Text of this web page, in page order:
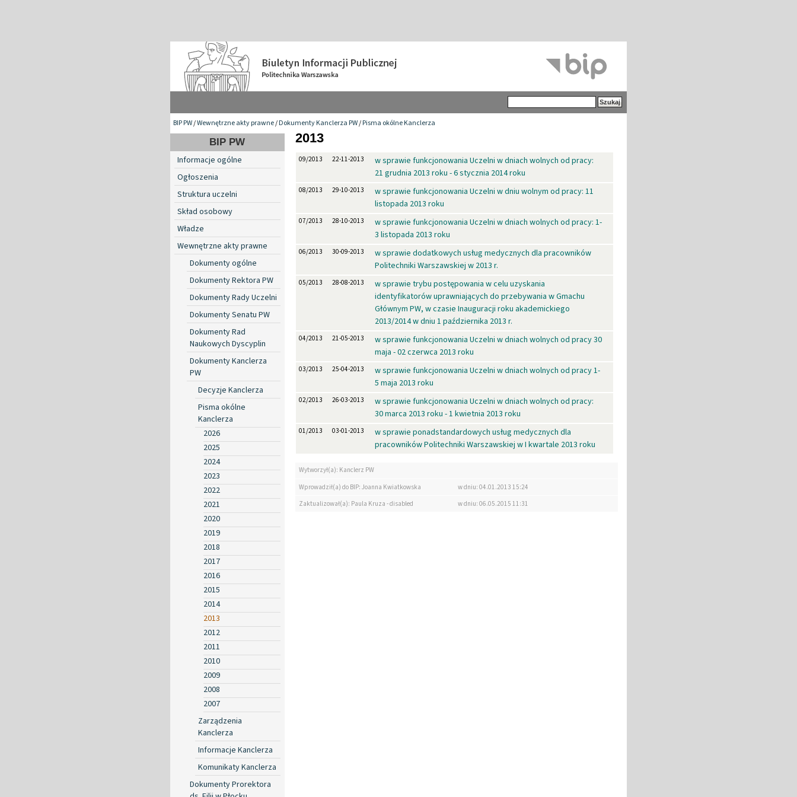
BIP PW/Wewnętrzne akty prawne/Dokumenty Kanclerza PW/Pisma okólne Kanclerza
BIP PW
Informacje ogólne
Ogłoszenia
Struktura uczelni
Skład osobowy
Władze
Wewnętrzne akty prawne
Dokumenty ogólne
Dokumenty Rektora PW
Dokumenty Rady Uczelni
Dokumenty Senatu PW
Dokumenty Rad
Naukowych Dyscyplin
Dokumenty Kanclerza
PW
Decyzje Kanclerza
Pisma okólne
Kanclerza
2026
2025
2024
2023
2022
2021
2020
2019
2018
2017
2016
2015
2014
2013
2012
2011
2010
2009
2008
2007
Zarządzenia
Kanclerza
Informacje Kanclerza
Komunikaty Kanclerza
Dokumenty Prorektora
2013
09/2013 22-11-2013
w sprawie funkcjonowania Uczelni w dniach wolnych od pracy:
21 grudnia 2013 roku - 6 stycznia 2014 roku
08/2013 29-10-2013
w sprawie funkcjonowania Uczelni w dniu wolnym od pracy: 11
listopada 2013 roku
07/2013 28-10-2013
w sprawie funkcjonowania Uczelni w dniach wolnych od pracy: 1-
3 listopada 2013 roku
06/2013 30-09-2013
w sprawie dodatkowych usług medycznych dla pracowników
Politechniki Warszawskiej w 2013 r.
05/2013 28-08-2013
w sprawie trybu postępowania w celu uzyskania
identyfikatorów uprawniających do przebywania w Gmachu
Głównym PW, w czasie Inauguracji roku akademickiego
2013/2014 w dniu 1 października 2013 r.
04/2013 21-05-2013
w sprawie funkcjonowania Uczelni w dniach wolnych od pracy 30
maja - 02 czerwca 2013 roku
03/2013 25-04-2013
w sprawie funkcjonowania Uczelni w dniach wolnych od pracy 1-
5 maja 2013 roku
02/2013 26-03-2013
w sprawie funkcjonowania Uczelni w dniach wolnych od pracy:
30 marca 2013 roku - 1 kwietnia 2013 roku
01/2013 03-01-2013
w sprawie ponadstandardowych usług medycznych dla
pracowników Politechniki Warszawskiej w I kwartale 2013 roku
Wytworzył(a): Kanclerz PW
Wprowadził(a) do BIP: Joanna Kwiatkowska
w dniu: 04.01.2013 15:24
Zaktualizował(a): Paula Kruza - disabled
w dniu: 06.05.2015 11:31